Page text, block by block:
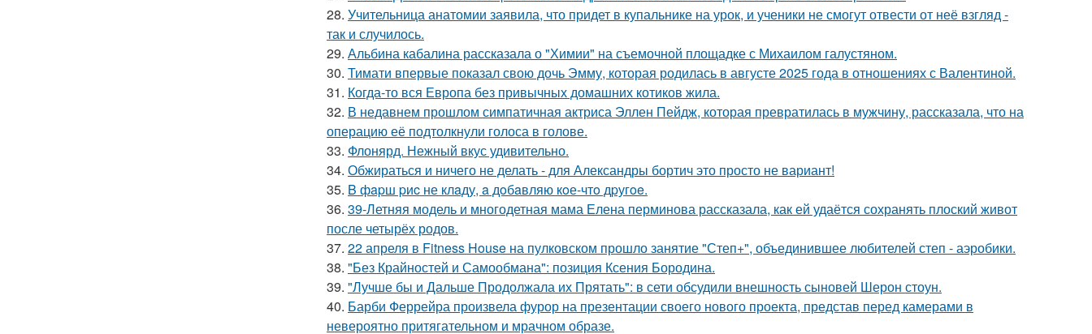
28. Учительница анатомии заявила, что придет в купальнике на урок, и ученики не смогут отвести от неё взгляд -
так и случилось.
29. Альбина кабалина рассказала о "Химии" на съемочной площадке с Михаилом галустяном.
30. Тимати впервые показал свою дочь Эмму, которая родилась в августе 2025 года в отношениях с Валентиной.
31. Когда-то вся Европа без привычных домашних котиков жила.
32. В недавнем прошлом симпатичная актриса Эллен Пейдж, которая превратилась в мужчину, рассказала, что на
операцию её подтолкнули голоса в голове.
33. Флонярд. Нежный вкус удивительно.
34. Обжираться и ничего не делать - для Александры бортич это просто не вариант!
35. B фapш pиc не клaду, a дoбaвляю кoе-чтo дpугoe.
36. 39-Летняя модель и многодетная мама Елена перминова рассказала, как ей удаётся сохранять плоский живот
после четырёх родов.
37. 22 апреля в Fitness House на пулковском прошло занятие "Степ+", объединившее любителей степ - аэробики.
38. "Без Крайностей и Самообмана": позиция Ксения Бородина.
39. "Лучше бы и Дальше Продолжала их Прятать": в сети обсудили внешность сыновей Шерон стоун.
40. Барби Феррейра произвела фурор на презентации своего нового проекта, представ перед камерами в
невероятно притягательном и мрачном образе.